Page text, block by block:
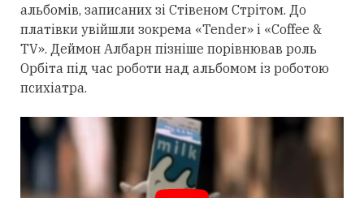
альбомів, записаних зі Стівеном Стрітом. До
платівки увійшли зокрема «Tender» і «Coffee &
TV». Деймон Албарн пізніше порівнював роль
Орбіта під час роботи над альбомом із роботою
психіатра.